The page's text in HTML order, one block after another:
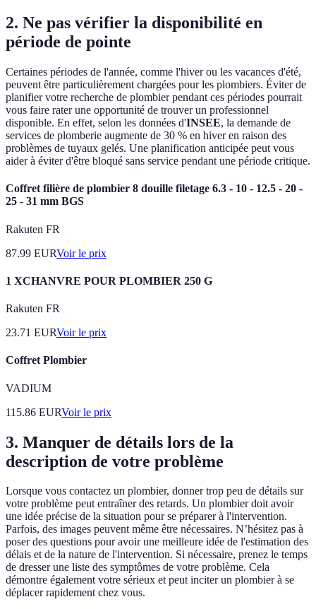
2. Ne pas vérifier la disponibilité en
période de pointe
Certaines périodes de l'année, comme l'hiver ou les vacances d'été,
peuvent être particulièrement chargées pour les plombiers. Éviter de
planifier votre recherche de plombier pendant ces périodes pourrait
vous faire rater une opportunité de trouver un professionnel
disponible. En effet, selon les données d'INSEE, la demande de
services de plomberie augmente de 30 % en hiver en raison des
problèmes de tuyaux gelés. Une planification anticipée peut vous
aider à éviter d'être bloqué sans service pendant une période critique.
Coffret filière de plombier 8 douille filetage 6.3 - 10 - 12.5 - 20 -
25 - 31 mm BGS
Rakuten FR
87.99 EURVoir le prix
1 XCHANVRE POUR PLOMBIER 250 G
Rakuten FR
23.71 EURVoir le prix
Coffret Plombier
VADIUM
115.86 EURVoir le prix
3. Manquer de détails lors de la
description de votre problème
Lorsque vous contactez un plombier, donner trop peu de détails sur
votre problème peut entraîner des retards. Un plombier doit avoir
une idée précise de la situation pour se préparer à l'intervention.
Parfois, des images peuvent même être nécessaires. N’hésitez pas à
poser des questions pour avoir une meilleure idée de l'estimation des
délais et de la nature de l'intervention. Si nécessaire, prenez le temps
de dresser une liste des symptômes de votre problème. Cela
démontre également votre sérieux et peut inciter un plombier à se
déplacer rapidement chez vous.